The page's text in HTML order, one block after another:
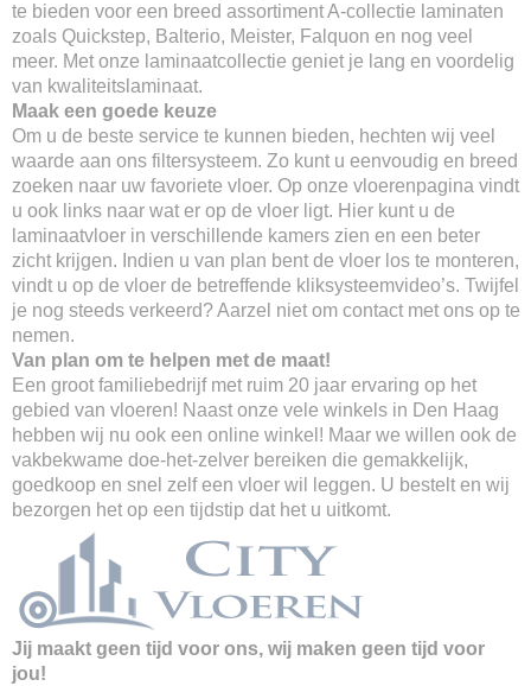
te bieden voor een breed assortiment A-collectie laminaten
zoals Quickstep, Balterio, Meister, Falquon en nog veel
meer. Met onze laminaatcollectie geniet je lang en voordelig
van kwaliteitslaminaat.
Maak een goede keuze
Om u de beste service te kunnen bieden, hechten wij veel
waarde aan ons filtersysteem. Zo kunt u eenvoudig en breed
zoeken naar uw favoriete vloer. Op onze vloerenpagina vindt
u ook links naar wat er op de vloer ligt. Hier kunt u de
laminaatvloer in verschillende kamers zien en een beter
zicht krijgen. Indien u van plan bent de vloer los te monteren,
vindt u op de vloer de betreffende kliksysteemvideo’s. Twijfel
je nog steeds verkeerd? Aarzel niet om contact met ons op te
nemen.
Van plan om te helpen met de maat!
Een groot familiebedrijf met ruim 20 jaar ervaring op het
gebied van vloeren! Naast onze vele winkels in Den Haag
hebben wij nu ook een online winkel! Maar we willen ook de
vakbekwame doe-het-zelver bereiken die gemakkelijk,
goedkoop en snel zelf een vloer wil leggen. U bestelt en wij
bezorgen het op een tijdstip dat het u uitkomt.
Jij maakt geen tijd voor ons, wij maken geen tijd voor
jou!